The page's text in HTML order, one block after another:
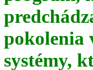
pokolenia
systémy,